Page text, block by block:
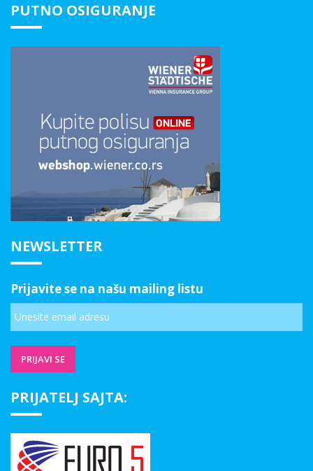
PUTNO OSIGURANJE
NEWSLETTER
Prijavite se na našu mailing listu
PRIJATELJ SAJTA: